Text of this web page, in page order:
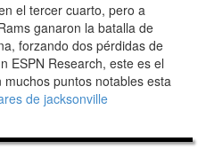
el tercer cuarto, pero a
ganaron la batalla de
forzando dos pérdidas de
ESPN Research, este es el
puntos notables esta
de jacksonville